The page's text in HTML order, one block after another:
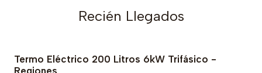
Recién Llegados
Termo Eléctrico 200 Litros 6kW Trifásico -
Regiones